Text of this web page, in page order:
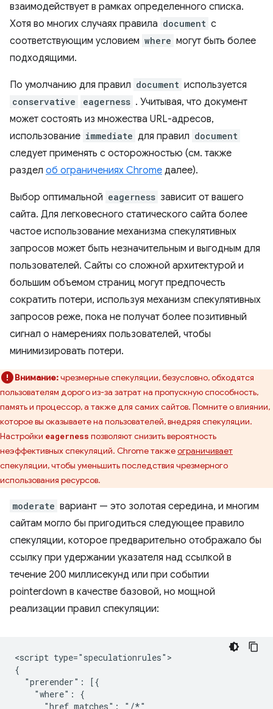
взаимодействует в рамках определенного списка.
Хотя во многих случаях правила document с
соответствующим условием where могут быть более
подходящими.
По умолчанию для правил document используется
conservative eagerness . Учитывая, что документ
может состоять из множества URL-адресов,
использование immediate для правил document
следует применять с осторожностью (см. также
раздел об ограничениях Chrome далее).
Выбор оптимальной eagerness зависит от вашего
сайта. Для легковесного статического сайта более
частое использование механизма спекулятивных
запросов может быть незначительным и выгодным для
пользователей. Сайты со сложной архитектурой и
большим объемом страниц могут предпочесть
сократить потери, используя механизм спекулятивных
запросов реже, пока не получат более позитивный
сигнал о намерениях пользователей, чтобы
минимизировать потери.
Внимание:чрезмерные спекуляции, безусловно, обходятся
пользователям дорого из-за затрат на пропускную способность,
память и процессор, а также для самих сайтов. Помните о влиянии,
которое вы оказываете на пользователей, внедряя спекуляции.
Настройки eagerness позволяют снизить вероятность
неэффективных спекуляций. Chrome такжеограничивает
спекуляции, чтобы уменьшить последствия чрезмерного
использования ресурсов.
moderate вариант — это золотая середина, и многим
сайтам могло бы пригодиться следующее правило
спекуляции, которое предварительно отображало бы
ссылку при удержании указателя над ссылкой в ​​
течение 200 миллисекунд или при событии
pointerdown в качестве базовой, но мощной
реализации правил спекуляции:
<script type="speculationrules">
{
  "prerender": [{
    "where": {
      "href_matches": "/*"